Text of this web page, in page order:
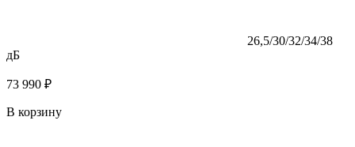
26,5/30/32/34/38
дБ
73 990 ₽
В корзину